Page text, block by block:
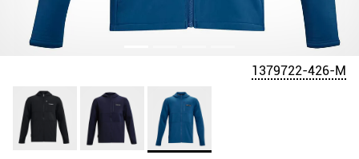
1379722-426-M